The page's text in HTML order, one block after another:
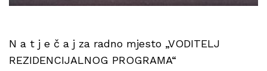
N a t j e č a j za radno mjesto „VODITELJ
REZIDENCIJALNOG PROGRAMA“